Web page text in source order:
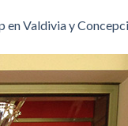
en Valdivia y